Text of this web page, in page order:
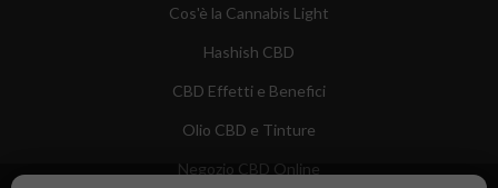
Cos'è la Cannabis Light
Hashish CBD
CBD Effetti e Benefici
Olio CBD e Tinture
Negozio CBD Online